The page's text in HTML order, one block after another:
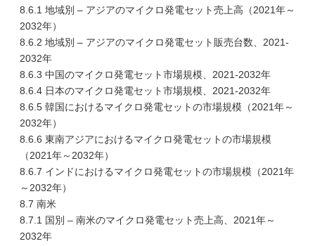
8.6.1 地域別 – アジアのマイクロ発電セット売上高（2021年～
2032年）
8.6.2 地域別 – アジアのマイクロ発電セット販売台数、2021-
2032年
8.6.3 中国のマイクロ発電セット市場規模、2021-2032年
8.6.4 日本のマイクロ発電セット市場規模、2021-2032年
8.6.5 韓国におけるマイクロ発電セットの市場規模（2021年～
2032年）
8.6.6 東南アジアにおけるマイクロ発電セットの市場規模
（2021年～2032年）
8.6.7 インドにおけるマイクロ発電セットの市場規模（2021年
～2032年）
8.7 南米
8.7.1 国別 – 南米のマイクロ発電セット売上高、2021年～
2032年